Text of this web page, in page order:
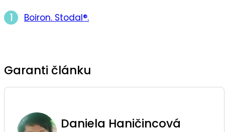
Boiron. Stodal®.
Garanti článku
Daniela Haničincová